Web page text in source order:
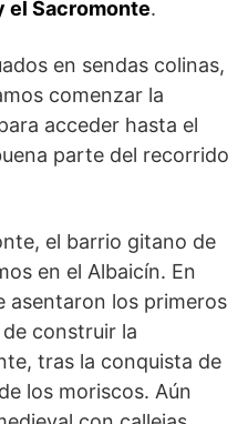
el Sacromonte.
en sendas colinas,
comenzar la
acceder hasta el
parte del recorrido
el barrio gitano de
en el Albaicín. En
asentaron los primeros
construir la
tras la conquista de
los moriscos. Aún